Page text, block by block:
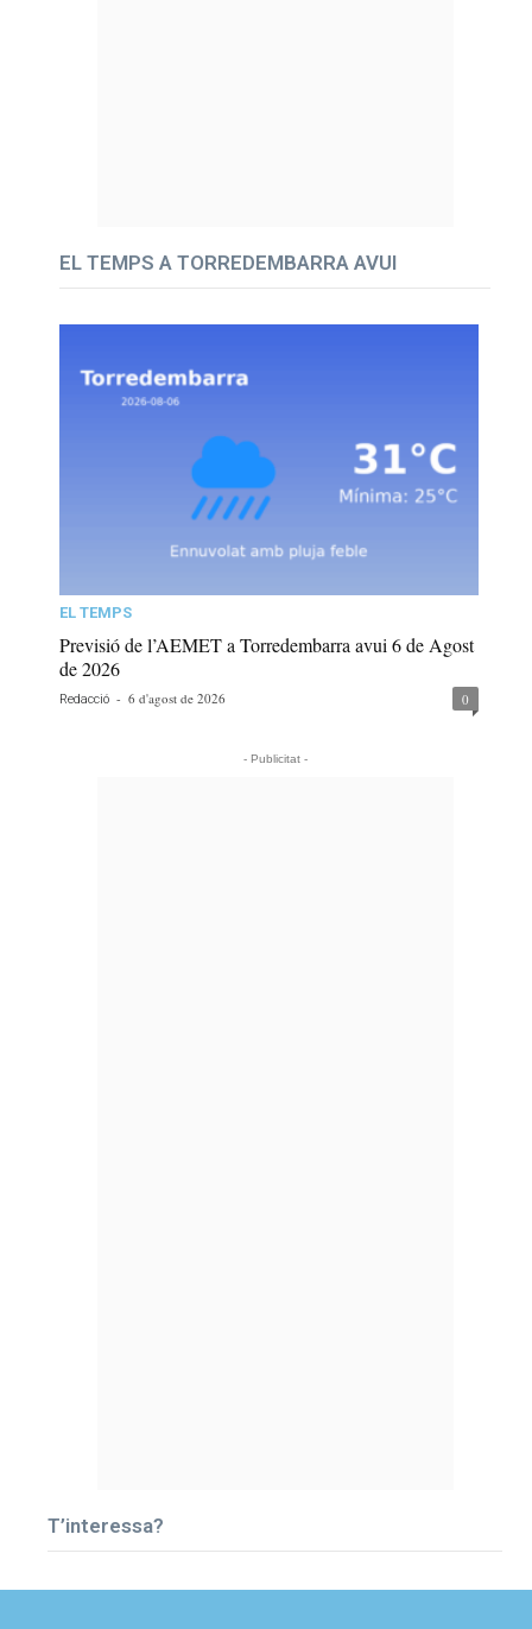
EL TEMPS A TORREDEMBARRA AVUI
EL TEMPS
Previsió de l’AEMET a Torredembarra avui 6 de Agost
de 2026
Redacció - 6 d'agost de 2026 0
- Publicitat -
T’interessa?